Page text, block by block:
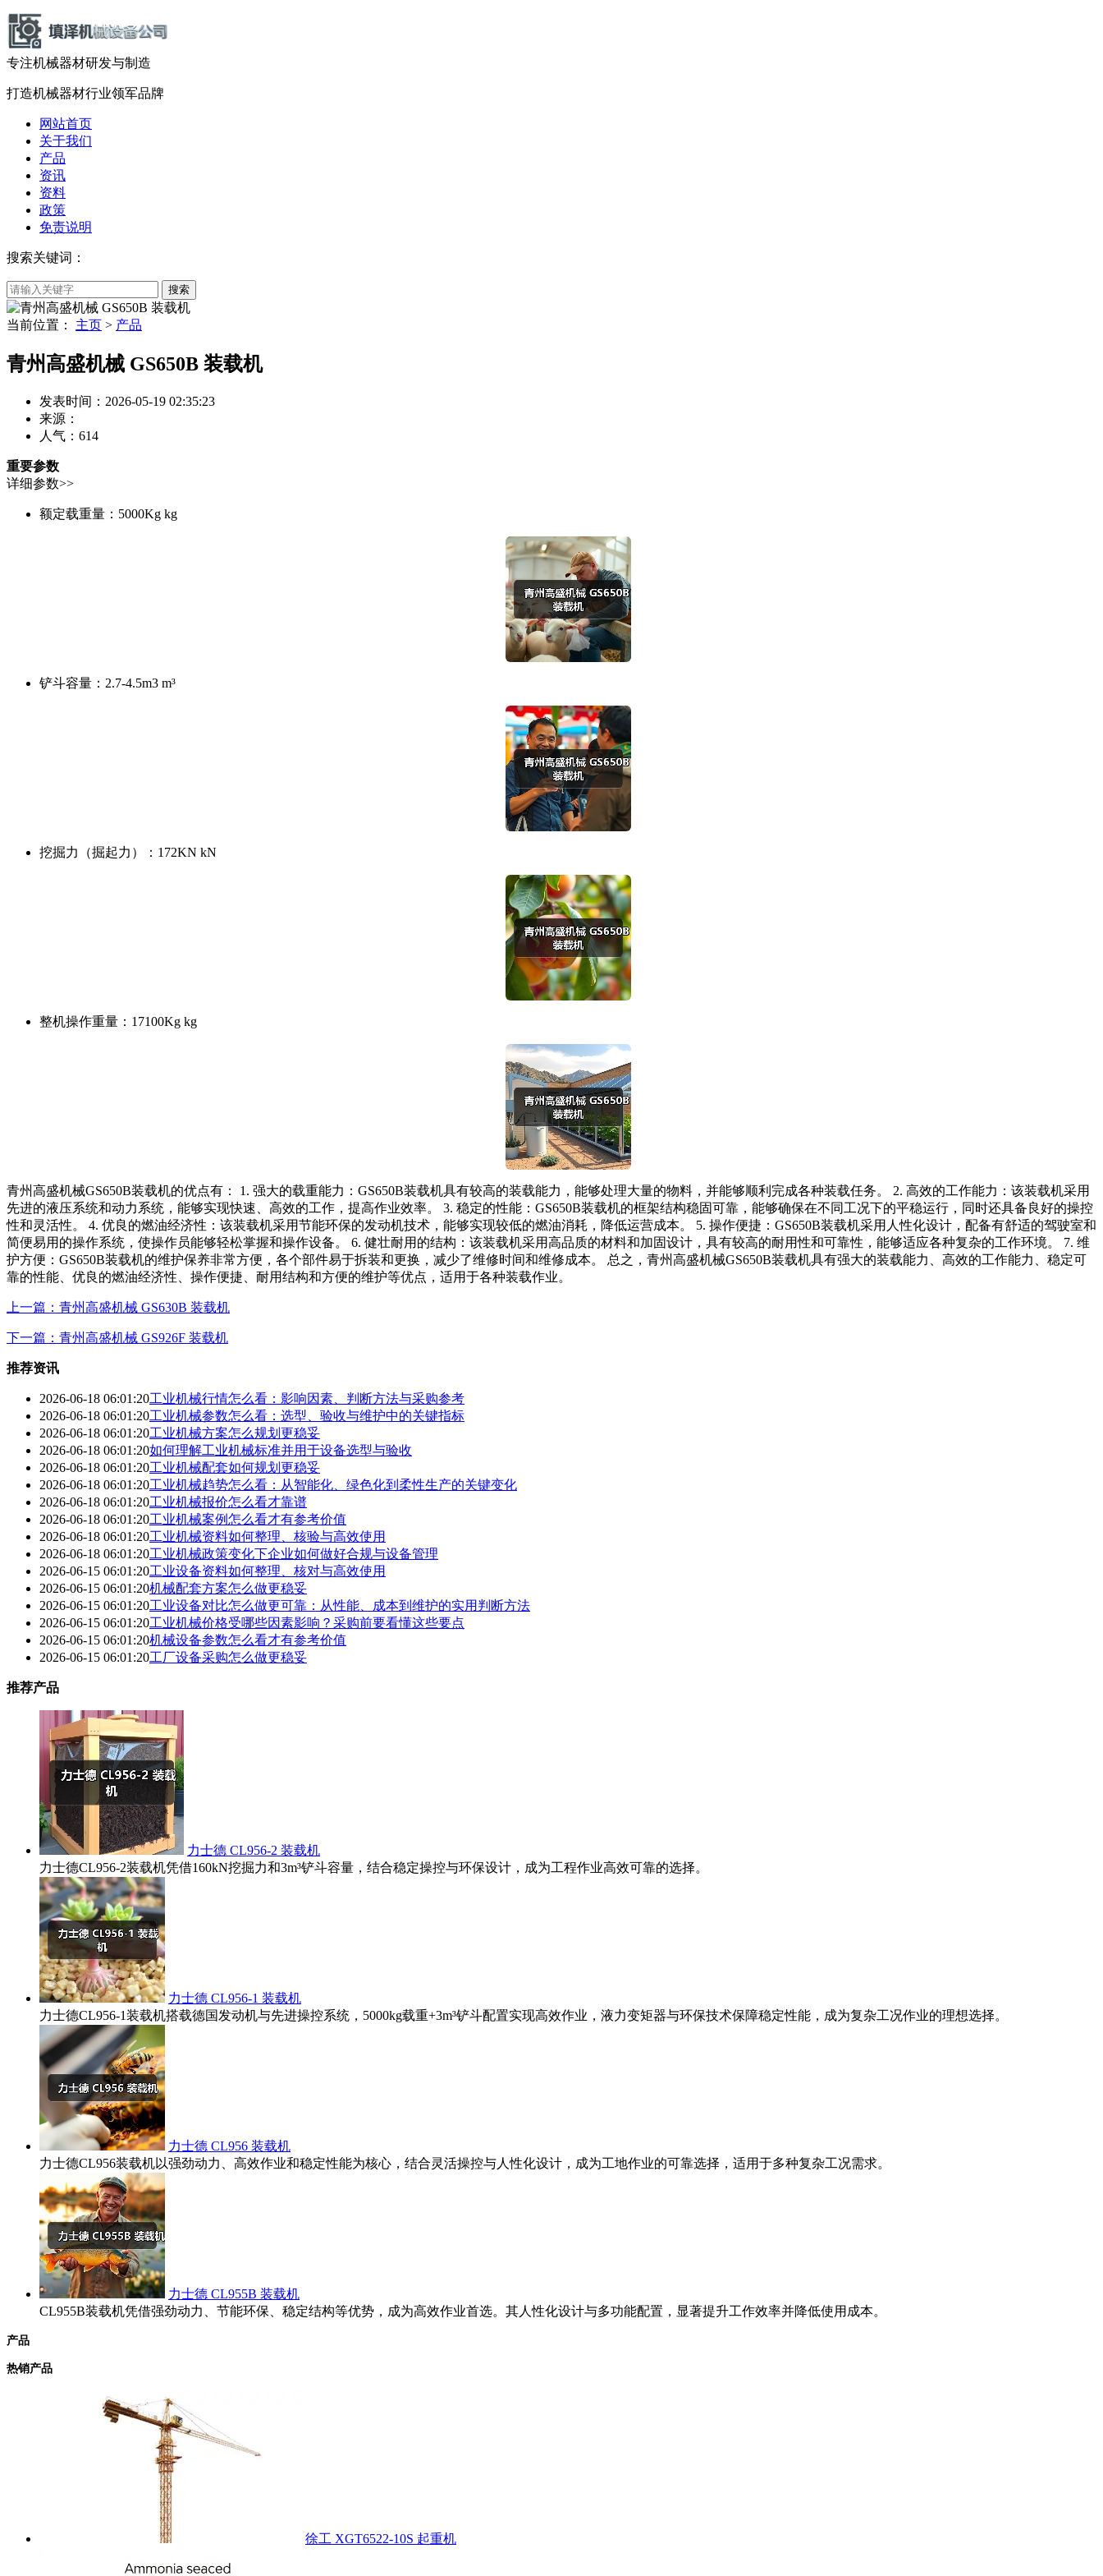
专注机械器材研发与制造
打造机械器材行业领军品牌
网站首页
关于我们
产品
资讯
资料
政策
免责说明
搜索关键词：
当前位置： 主页 > 产品
青州高盛机械 GS650B 装载机
发表时间：2026-05-19 02:35:23
来源：
人气： 614
重要参数
详细参数>>
额定载重量： 5000Kg kg
铲斗容量： 2.7-4.5m3 m³
挖掘力（掘起力）： 172KN kN
整机操作重量： 17100Kg kg
青州高盛机械GS650B装载机的优点有： 1. 强大的载重能力：GS650B装载机具有较高的装载能力，能够处理大量的物料，并能够顺利完成各种装载任务。 2. 高效的工作能力：该装载机采用
先进的液压系统和动力系统，能够实现快速、高效的工作，提高作业效率。 3. 稳定的性能：GS650B装载机的框架结构稳固可靠，能够确保在不同工况下的平稳运行，同时还具备良好的操控
性和灵活性。 4. 优良的燃油经济性：该装载机采用节能环保的发动机技术，能够实现较低的燃油消耗，降低运营成本。 5. 操作便捷：GS650B装载机采用人性化设计，配备有舒适的驾驶室和
简便易用的操作系统，使操作员能够轻松掌握和操作设备。 6. 健壮耐用的结构：该装载机采用高品质的材料和加固设计，具有较高的耐用性和可靠性，能够适应各种复杂的工作环境。 7. 维
护方便：GS650B装载机的维护保养非常方便，各个部件易于拆装和更换，减少了维修时间和维修成本。 总之，青州高盛机械GS650B装载机具有强大的装载能力、高效的工作能力、稳定可
靠的性能、优良的燃油经济性、操作便捷、耐用结构和方便的维护等优点，适用于各种装载作业。
上一篇：青州高盛机械 GS630B 装载机
下一篇：青州高盛机械 GS926F 装载机
推荐资讯
2026-06-18 06:01:20工业机械行情怎么看：影响因素、判断方法与采购参考
2026-06-18 06:01:20工业机械参数怎么看：选型、验收与维护中的关键指标
2026-06-18 06:01:20工业机械方案怎么规划更稳妥
2026-06-18 06:01:20如何理解工业机械标准并用于设备选型与验收
2026-06-18 06:01:20工业机械配套如何规划更稳妥
2026-06-18 06:01:20工业机械趋势怎么看：从智能化、绿色化到柔性生产的关键变化
2026-06-18 06:01:20工业机械报价怎么看才靠谱
2026-06-18 06:01:20工业机械案例怎么看才有参考价值
2026-06-18 06:01:20工业机械资料如何整理、核验与高效使用
2026-06-18 06:01:20工业机械政策变化下企业如何做好合规与设备管理
2026-06-15 06:01:20工业设备资料如何整理、核对与高效使用
2026-06-15 06:01:20机械配套方案怎么做更稳妥
2026-06-15 06:01:20工业设备对比怎么做更可靠：从性能、成本到维护的实用判断方法
2026-06-15 06:01:20工业机械价格受哪些因素影响？采购前要看懂这些要点
2026-06-15 06:01:20机械设备参数怎么看才有参考价值
2026-06-15 06:01:20工厂设备采购怎么做更稳妥
推荐产品
力士德 CL956-2 装载机
力士德CL956-2装载机凭借160kN挖掘力和3m³铲斗容量，结合稳定操控与环保设计，成为工程作业高效可靠的选择。
力士德 CL956-1 装载机
力士德CL956-1装载机搭载德国发动机与先进操控系统，5000kg载重+3m³铲斗配置实现高效作业，液力变矩器与环保技术保障稳定性能，成为复杂工况作业的理想选择。
力士德 CL956 装载机
力士德CL956装载机以强劲动力、高效作业和稳定性能为核心，结合灵活操控与人性化设计，成为工地作业的可靠选择，适用于多种复杂工况需求。
力士德 CL955B 装载机
CL955B装载机凭借强劲动力、节能环保、稳定结构等优势，成为高效作业首选。其人性化设计与多功能配置，显著提升工作效率并降低使用成本。
产品
热销产品
徐工 XGT6522-10S 起重机